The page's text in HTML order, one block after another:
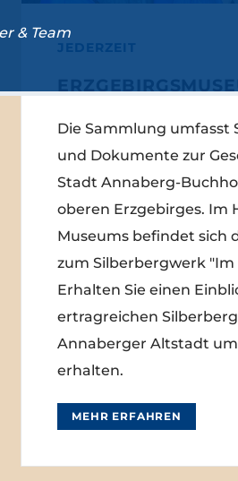
JEDERZEIT
Die Sammlung umfasst
und Dokumente zur
Stadt Annaberg-
oberen Erzgebirges. Im
Museums befindet sich
zum Silberbergwerk "Im
Erhalten Sie einen
ertragreichen
Annaberger Altstadt um
erhalten.
MEHR ERFAHREN
& Team